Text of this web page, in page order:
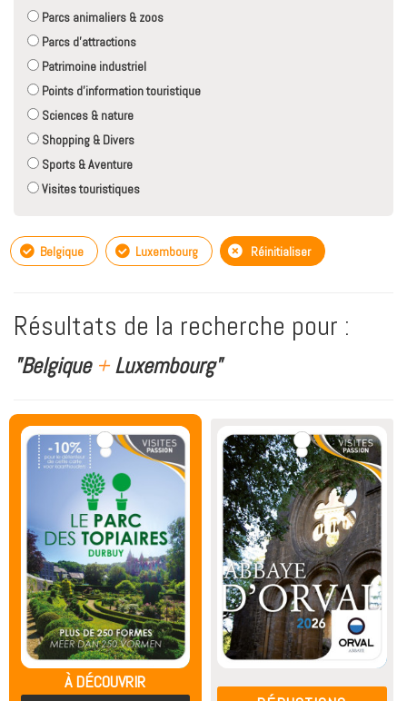
Parcs animaliers & zoos
Parcs d'attractions
Patrimoine industriel
Points d'information touristique
Sciences & nature
Shopping & Divers
Sports & Aventure
Visites touristiques
Belgique Luxembourg Réinitialiser
Résultats de la recherche pour :
"Belgique +Luxembourg"
À DÉCOUVRIR